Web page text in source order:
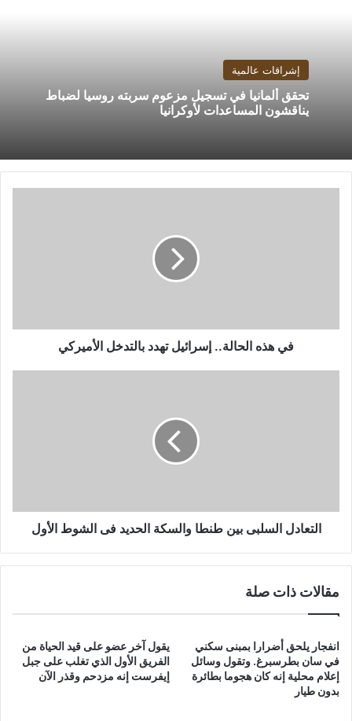
إشراقات عالمية
تحقق ألمانيا في تسجيل مزعوم سربته روسيا لضباط
يناقشون المساعدات لأوكرانيا
في هذه الحالة.. إسرائيل تهدد بالتدخل الأميركي
الأول
التعادل السلبى بين طنطا والسكة الحديد فى الشوط الأول
مقالات ذات صلة
انفجار يلحق أضرارا بمبنى سكني
في سان بطرسبرغ. وتقول وسائل
إعلام محلية إنه كان هجوما بطائرة
بدون طيار
يقول آخر عضو على قيد الحياة من
الفريق الأول الذي تغلب على جبل
إيفرست إنه مزدحم وقذر الآن